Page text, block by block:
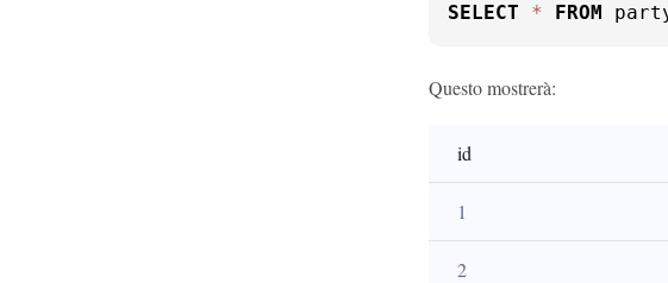
SELECT * FROM
Questo mostrerà:
id
1
2